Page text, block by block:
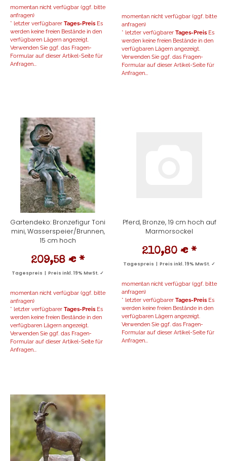
momentan nicht verfügbar (ggf. bitte
anfragen)
* letzter verfügbarer Tages-Preis Es
werden keine freien Bestände in den
verfügbaren Lägern angezeigt.
Verwenden Sie ggf. das Fragen-
Formular auf dieser Artikel-Seite für
Anfragen...
momentan nicht verfügbar (ggf. bitte
anfragen)
* letzter verfügbarer Tages-Preis Es
werden keine freien Bestände in den
verfügbaren Lägern angezeigt.
Verwenden Sie ggf. das Fragen-
Formular auf dieser Artikel-Seite für
Anfragen...
Gartendeko: Bronzefigur Toni
mini, Wasserspeier/Brunnen,
15 cm hoch
209,58 € *
Tagespreis | Preis inkl. 19% MwSt. ✓
momentan nicht verfügbar (ggf. bitte
anfragen)
* letzter verfügbarer Tages-Preis Es
werden keine freien Bestände in den
verfügbaren Lägern angezeigt.
Verwenden Sie ggf. das Fragen-
Formular auf dieser Artikel-Seite für
Anfragen...
Pferd, Bronze, 19 cm hoch auf
Marmorsockel
210,80 € *
Tagespreis | Preis inkl. 19% MwSt. ✓
momentan nicht verfügbar (ggf. bitte
anfragen)
* letzter verfügbarer Tages-Preis Es
werden keine freien Bestände in den
verfügbaren Lägern angezeigt.
Verwenden Sie ggf. das Fragen-
Formular auf dieser Artikel-Seite für
Anfragen...